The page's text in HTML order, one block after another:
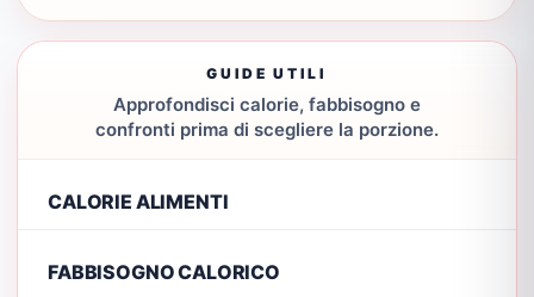
GUIDE UTILI
Approfondisci calorie, fabbisogno e
confronti prima di scegliere la porzione.
CALORIE ALIMENTI
FABBISOGNO CALORICO